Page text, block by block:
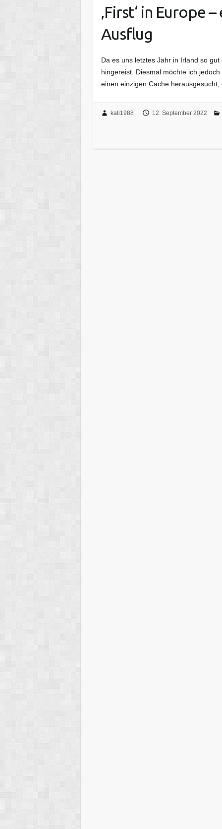
‚First‘ in Europe
Ausflug
Da es uns letztes Jahr in Irland so
hingereist. Diesmal möchte ich
einen einzigen Cache
kati1988 12. September 2022